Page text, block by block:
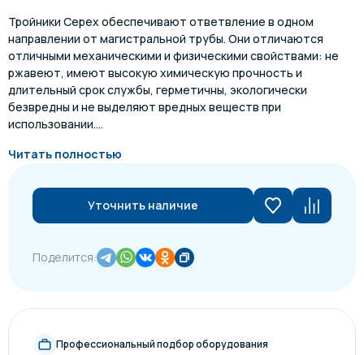
Тройники Cepex обеспечивают ответвление в одном
направлении от магистральной трубы. Они отличаются
отличными механическими и физическими свойствами: не
ржавеют, имеют высокую химическую прочность и
длительный срок службы, герметичны, экологически
безвредны и не выделяют вредных веществ при
использовании....
Читать полностью
Уточнить наличие
Поделится:
Профессиональный подбор оборудования